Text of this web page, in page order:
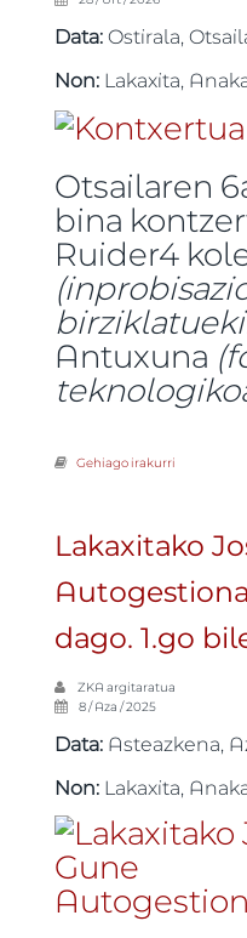
Data:Ostirala,
Non: Lakaxita,
Otsailaren
bina
Ruider4
Antuxuna
Gehiago irakurri
Lakaxitako
dago. 1.go
ZKA argitaratua
8 / Aza / 2025
Data: Asteazkena,
Non: Lakaxita,